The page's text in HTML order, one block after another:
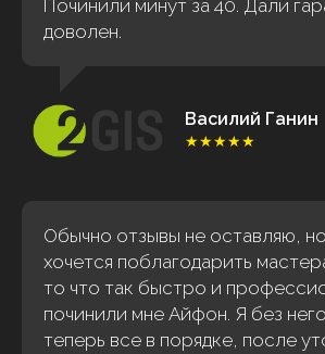
Починили минут за 40. Дали
доволен.
Василий Ганин
★★★★★
Обычно отзывы не оставляю,
хочется поблагодарить
то что так быстро и
починили мне Айфон. Я без
теперь все в порядке, после